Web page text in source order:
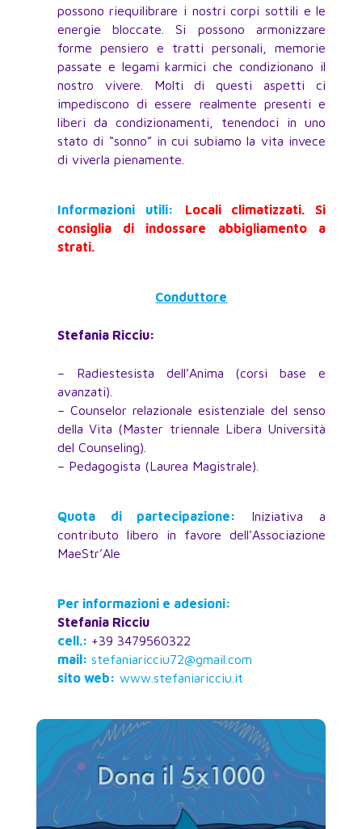
possono riequilibrare i nostri corpi sottili e le
energie bloccate. Si possono armonizzare
forme pensiero e tratti personali, memorie
passate e legami karmici che condizionano il
nostro vivere. Molti di questi aspetti ci
impediscono di essere realmente presenti e
liberi da condizionamenti, tenendoci in uno
stato di “sonno” in cui subiamo la vita invece
di viverla pienamente.
Informazioni utili:
Locali climatizzati. Si
consiglia di indossare abbigliamento a
strati.
Conduttore
Stefania Ricciu:
– Radiestesista dell’Anima (corsi base e
avanzati).
– Counselor relazionale esistenziale del senso
della Vita (Master triennale Libera Università
del Counseling).
– Pedagogista (Laurea Magistrale).
Quota di partecipazione: Iniziativa a
contributo libero in favore dell’Associazione
MaeStr’Ale
Per informazioni e adesioni:
Stefania Ricciu
cell.: +39 3479560322
mail: stefaniaricciu72@gmail.com
sito web: www.stefaniaricciu.it